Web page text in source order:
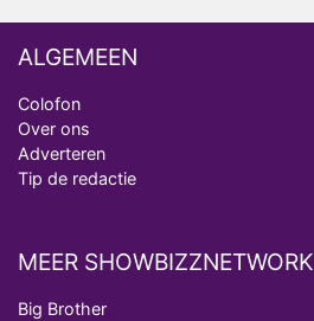
ALGEMEEN
Colofon
Over ons
Adverteren
Tip de redactie
MEER SHOWBIZZNETWORK
Big Brother